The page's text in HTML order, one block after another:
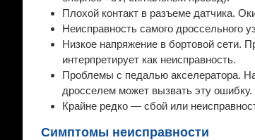
Плохой контакт в разъеме датчика.
Неисправность самого дроссельного
Низкое напряжение в бортовой сети.
интерпретирует как неисправность.
Проблемы с педалью акселератора.
дросселем может вызвать эту ошибку.
Крайне редко — сбой или
Симптомы неисправности